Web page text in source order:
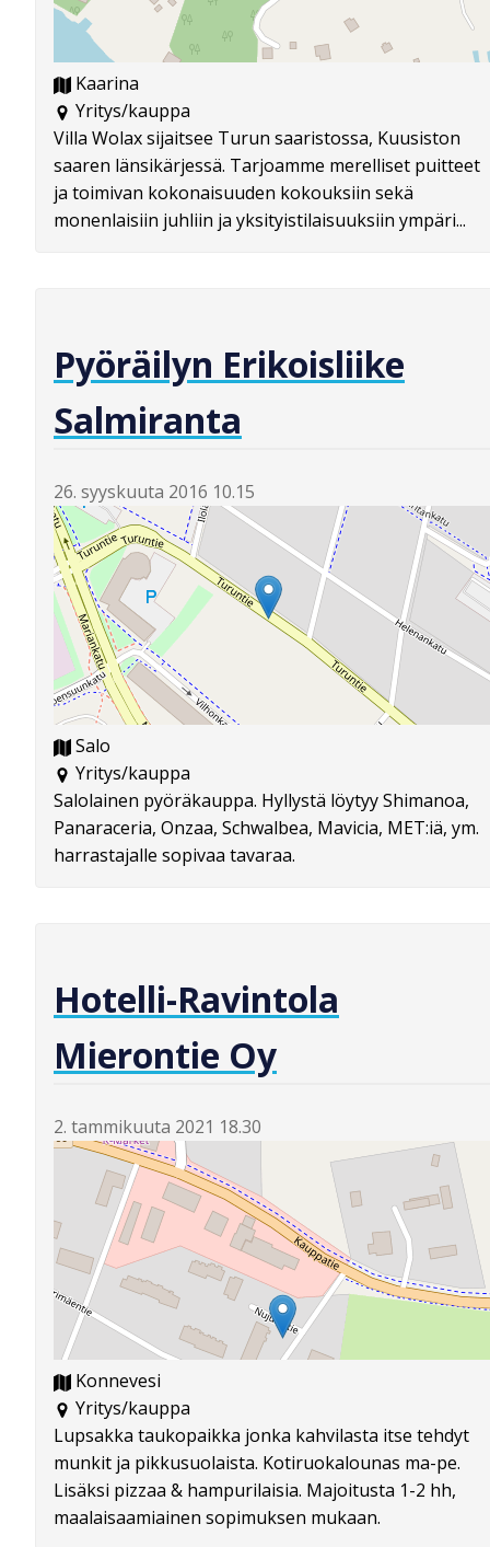
Kaarina
Yritys/kauppa
Villa Wolax sijaitsee Turun saaristossa, Kuusiston
saaren länsikärjessä. Tarjoamme merelliset puitteet
ja toimivan kokonaisuuden kokouksiin sekä
monenlaisiin juhliin ja yksityistilaisuuksiin ympäri...
Pyöräilyn Erikoisliike
Salmiranta
26. syyskuuta 2016 10.15
Salo
Yritys/kauppa
Salolainen pyöräkauppa. Hyllystä löytyy Shimanoa,
Panaraceria, Onzaa, Schwalbea, Mavicia, MET:iä, ym.
harrastajalle sopivaa tavaraa.
Hotelli-Ravintola
Mierontie Oy
2. tammikuuta 2021 18.30
Konnevesi
Yritys/kauppa
Lupsakka taukopaikka jonka kahvilasta itse tehdyt
munkit ja pikkusuolaista. Kotiruokalounas ma-pe.
Lisäksi pizzaa & hampurilaisia. Majoitusta 1-2 hh,
maalaisaamiainen sopimuksen mukaan.